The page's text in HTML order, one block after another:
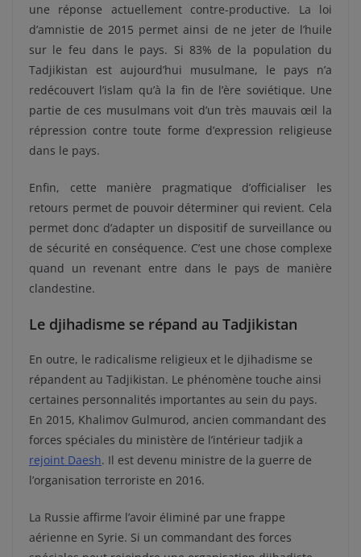
une réponse actuellement contre-productive. La loi
d’amnistie de 2015 permet ainsi de ne jeter de l’huile
sur le feu dans le pays. Si 83% de la population du
Tadjikistan est aujourd’hui musulmane, le pays n’a
redécouvert l’islam qu’à la fin de l’ère soviétique. Une
partie de ces musulmans voit d’un très mauvais œil la
répression contre toute forme d’expression religieuse
dans le pays.
Enfin, cette manière pragmatique d’officialiser les
retours permet de pouvoir déterminer qui revient. Cela
permet donc d’adapter un dispositif de surveillance ou
de sécurité en conséquence. C’est une chose complexe
quand un revenant entre dans le pays de manière
clandestine.
Le djihadisme se répand au Tadjikistan
En outre, le radicalisme religieux et le djihadisme se
répandent au Tadjikistan. Le phénomène touche ainsi
certaines personnalités importantes au sein du pays.
En 2015, Khalimov Gulmurod, ancien commandant des
forces spéciales du ministère de l’intérieur tadjik a
rejoint Daesh. Il est devenu ministre de la guerre de
l’organisation terroriste en 2016.
La Russie affirme l’avoir éliminé par une frappe
aérienne en Syrie. Si un commandant des forces